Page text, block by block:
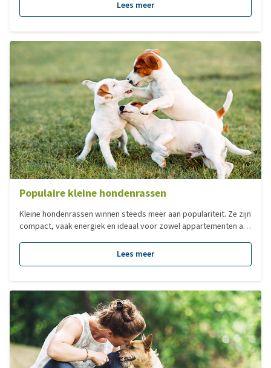
Lees meer
Populaire kleine hondenrassen
Kleine hondenrassen winnen steeds meer aan populariteit. Ze zijn
compact, vaak energiek en ideaal voor zowel appartementen als
duiken we in de wereld van populaire hondenrassen, hun
karaktereigenschappen en waar je op moet letten bij het kiezen
Lees meer